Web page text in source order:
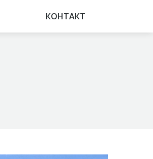
КОНТАКТ
КОНТАКТ